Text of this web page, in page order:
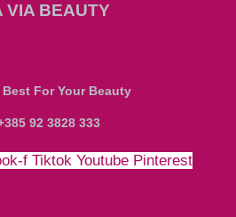
VIA BEAUTY
For Your Beauty
92 3828 333
f Tiktok Youtube Pinterest